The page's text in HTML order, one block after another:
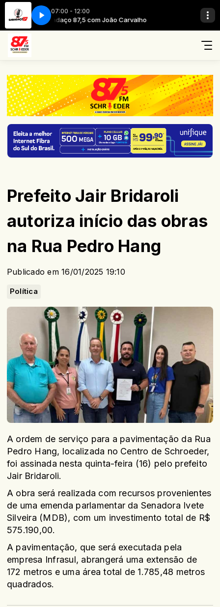
07:00 - 12:00
Sabadaço 87,5 com João Carvalho
Prefeito Jair Bridaroli
autoriza início das obras
na Rua Pedro Hang
Publicado em 16/01/2025 19:10
Política
A ordem de serviço para a pavimentação da Rua
Pedro Hang, localizada no Centro de Schroeder,
foi assinada nesta quinta-feira (16) pelo prefeito
Jair Bridaroli.
A obra será realizada com recursos provenientes
de uma emenda parlamentar da Senadora Ivete
Silveira (MDB), com um investimento total de R$
575.190,00.
A pavimentação, que será executada pela
empresa Infrasul, abrangerá uma extensão de
172 metros e uma área total de 1.785,48 metros
quadrados.